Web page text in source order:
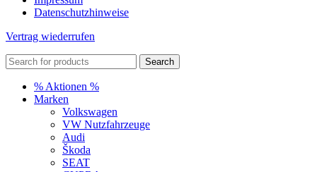
Datenschutzhinweise
Vertrag wiederrufen
Search
% Aktionen %
Marken
Volkswagen
VW Nutzfahrzeuge
Audi
Škoda
SEAT